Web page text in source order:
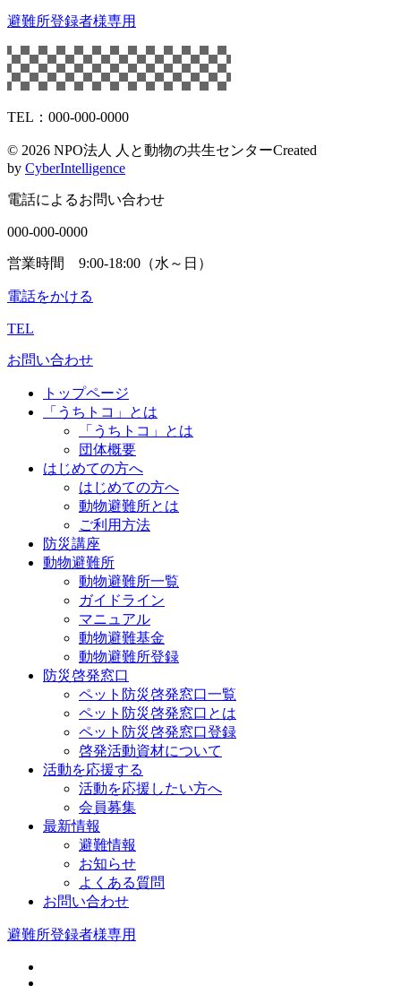
避難所登録者様専用
TEL：000-000-0000
© 2026 NPO法人 人と動物の共生センターCreated
by CyberIntelligence
電話によるお問い合わせ
000-000-0000
営業時間 9:00-18:00（水～日）
電話をかける
TEL
お問い合わせ
トップページ
「うちトコ」とは
「うちトコ」とは
団体概要
はじめての方へ
はじめての方へ
動物避難所とは
ご利用方法
防災講座
動物避難所
動物避難所一覧
ガイドライン
マニュアル
動物避難基金
動物避難所登録
防災啓発窓口
ペット防災啓発窓口一覧
ペット防災啓発窓口とは
ペット防災啓発窓口登録
啓発活動資材について
活動を応援する
活動を応援したい方へ
会員募集
最新情報
避難情報
お知らせ
よくある質問
お問い合わせ
避難所登録者様専用